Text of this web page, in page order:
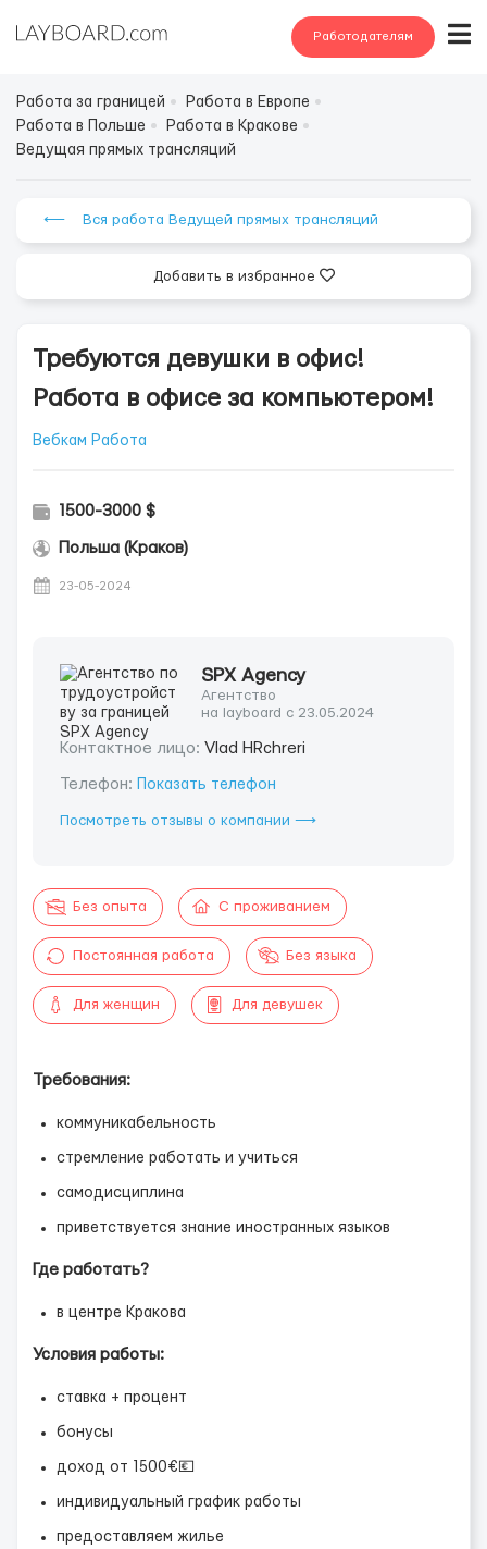
Работодателям
Работа за границей
Работа в Европе
Работа в Польше
Работа в Кракове
Ведущая прямых трансляций
⟵ Вся работа Ведущей прямых трансляций
Добавить в избранное
Требуются девушки в офис!
Работа в офисе за компьютером!
Вебкам Работа
1500-3000 $
Польша (Краков)
23-05-2024
SPX Agency
Агентство
на layboard с 23.05.2024
Контактное лицо: Vlad HRchreri
Телефон: Показать телефон
Посмотреть отзывы о компании ⟶
Без опыта С проживанием
Постоянная работа Без языка
Для женщин Для девушек
Требования:
коммуникабельность
стремление работать и учиться
самодисциплина
приветствуется знание иностранных языков
Где работать?
в центре Кракова
Условия работы:
ставка + процент
бонусы
доход от 1500€💶
индивидуальный график работы
предоставляем жилье